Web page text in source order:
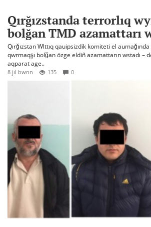
Qırğızstanda terrorlıq
bolğan TMD azamattarı
Qırğızstan Wlttıq qauipsizdik komiteti el
qwrmaqşı bolğan özge eldiñ azamattarın wstadı –
aqparat age..
8 jıl bwrın 135 0